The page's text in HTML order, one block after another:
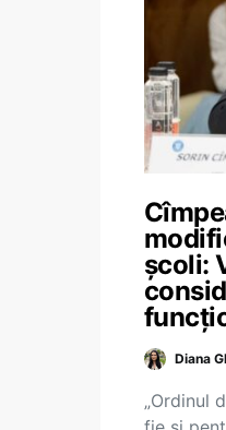
școli:
Diana
„Ordinul